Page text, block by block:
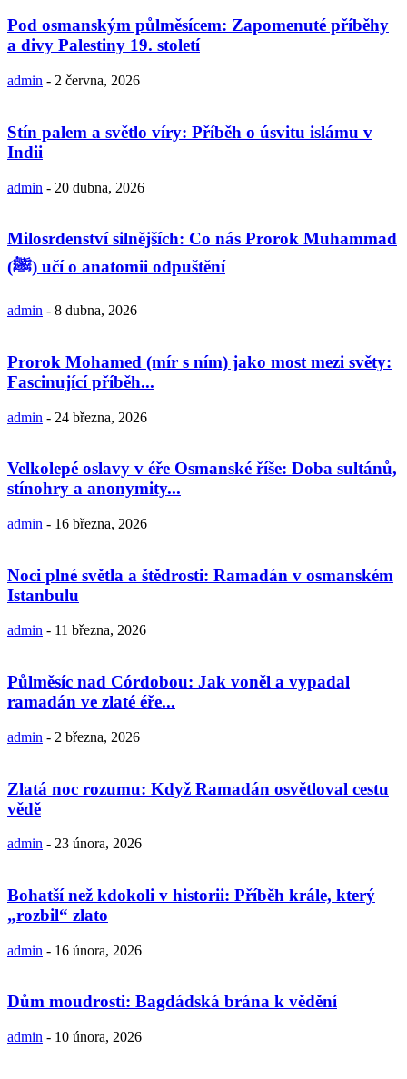
Pod osmanským půlměsícem: Zapomenuté příběhy
a divy Palestiny 19. století
admin - 2 června, 2026
Stín palem a světlo víry: Příběh o úsvitu islámu v
Indii
admin - 20 dubna, 2026
Milosrdenství silnějších: Co nás Prorok Muhammad
(ﷺ) učí o anatomii odpuštění
admin - 8 dubna, 2026
Prorok Mohamed (mír s ním) jako most mezi světy:
Fascinující příběh...
admin - 24 března, 2026
Velkolepé oslavy v éře Osmanské říše: Doba sultánů,
stínohry a anonymity...
admin - 16 března, 2026
Noci plné světla a štědrosti: Ramadán v osmanském
Istanbulu
admin - 11 března, 2026
Půlměsíc nad Córdobou: Jak voněl a vypadal
ramadán ve zlaté éře...
admin - 2 března, 2026
Zlatá noc rozumu: Když Ramadán osvětloval cestu
vědě
admin - 23 února, 2026
Bohatší než kdokoli v historii: Příběh krále, který
„rozbil“ zlato
admin - 16 února, 2026
Dům moudrosti: Bagdádská brána k vědění
admin - 10 února, 2026